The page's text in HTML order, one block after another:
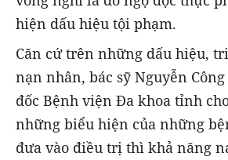
hiện dấu hiệu tội phạm.
Căn cứ trên những dấu hiệu,
nạn nhân, bác sỹ Nguyễn
đốc Bệnh viện Đa khoa tỉnh
những biểu hiện của những
đưa vào điều trị thì khả năng